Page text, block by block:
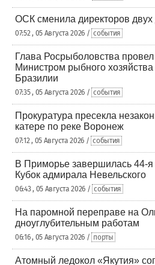
ОСК сменила директоров двух
07:52 , 05 Августа 2026 / события
Глава Росрыболовства
Министром рыбного хозяйства
Бразилии
07:35 , 05 Августа 2026 / события
Прокуратура пресекла
катере по реке Воронеж
07:12 , 05 Августа 2026 / события
В Приморье завершилась 44-я
Кубок адмирала Невельского
06:43 , 05 Августа 2026 / события
На паромной переправе на
дноуглубительным работам
06:16 , 05 Августа 2026 / порты
Атомный ледокол «Якутия»